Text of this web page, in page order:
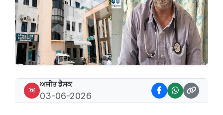
ਅ
ਅਜੀਤ ਡੈਸਕ
03-06-2026